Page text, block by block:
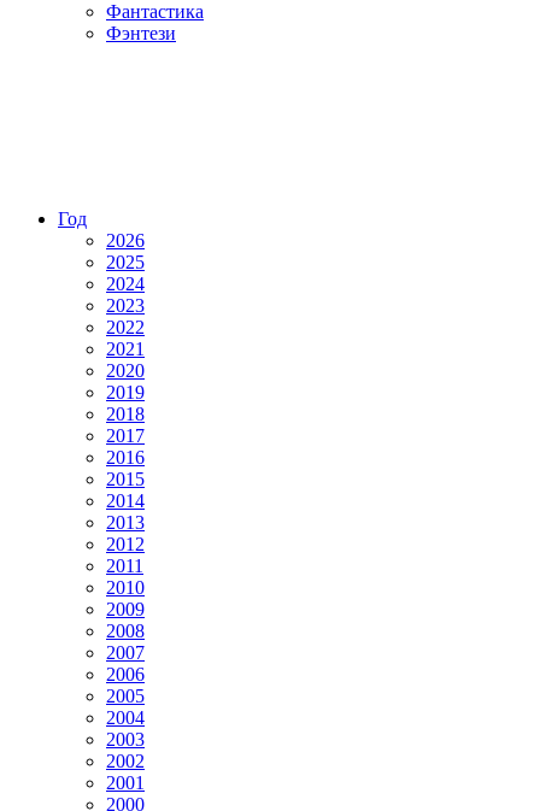
Фантастика
Фэнтези
Год
2026
2025
2024
2023
2022
2021
2020
2019
2018
2017
2016
2015
2014
2013
2012
2011
2010
2009
2008
2007
2006
2005
2004
2003
2002
2001
2000